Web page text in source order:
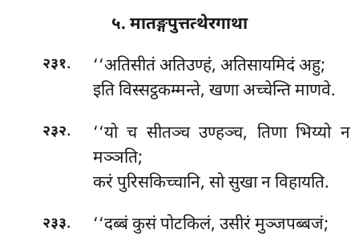
५. मातङ्गपुत्तत्थेरगाथा
२३१.
‘‘अतिसीतं अतिउण्हं, अतिसायमिदं अहु;
इति विस्सट्ठकम्मन्ते, खणा अच्चेन्ति माणवे.
२३२.
‘‘यो च सीतञ्च उण्हञ्च, तिणा भिय्यो न
मञ्ञति;
करं पुरिसकिच्चानि, सो सुखा न विहायति.
२३३.
‘‘दब्बं कुसं पोटकिलं, उसीरं मुञ्जपब्बजं;